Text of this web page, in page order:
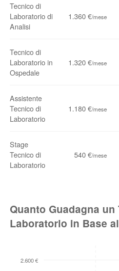
Tecnico di
Laboratorio di
Analisi
1.360 €/mese
Tecnico di
Laboratorio in
Ospedale
1.320 €/mese
Assistente
Tecnico di
Laboratorio
1.180 €/mese
Stage
Tecnico di
Laboratorio
540 €/mese
Quanto Guadagna
Laboratorio in Base
2.600 €